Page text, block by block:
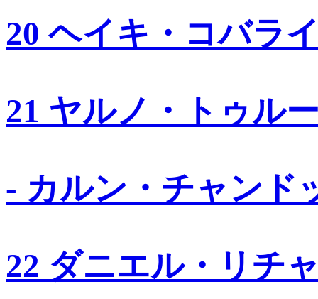
20 ヘイキ・コバラ
21 ヤルノ・トゥル
- カルン・チャンド
22 ダニエル・リチ